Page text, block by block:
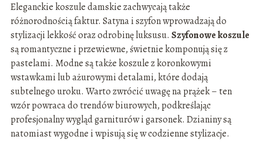
Eleganckie koszule damskie zachwycają także
różnorodnością faktur. Satyna i szyfon wprowadzają do
stylizacji lekkość oraz odrobinę luksusu. Szyfonowe koszule
są romantyczne i przewiewne, świetnie komponują się z
pastelami. Modne są także koszule z koronkowymi
wstawkami lub ażurowymi detalami, które dodają
subtelnego uroku. Warto zwrócić uwagę na prążek – ten
wzór powraca do trendów biurowych, podkreślając
profesjonalny wygląd garniturów i garsonek. Dzianiny są
natomiast wygodne i wpisują się w codzienne stylizacje.